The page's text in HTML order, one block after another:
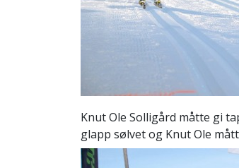
Knut Ole Solligård måtte gi
glapp sølvet og Knut Ole